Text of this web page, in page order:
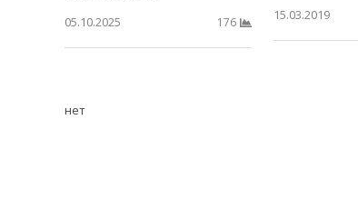
05.10.2025
176
15.03.2019
нет